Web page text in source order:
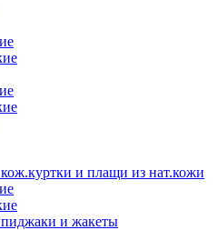
и плащи из нат.кожи
и жакеты